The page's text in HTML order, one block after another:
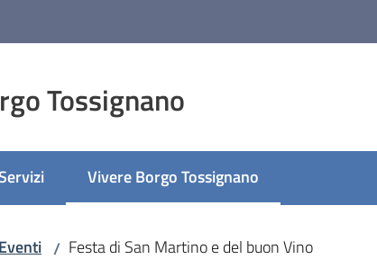
Tossignano
Vivere Borgo Tossignano
Menu selezionato
Eventi / Festa di San Martino e del buon Vino